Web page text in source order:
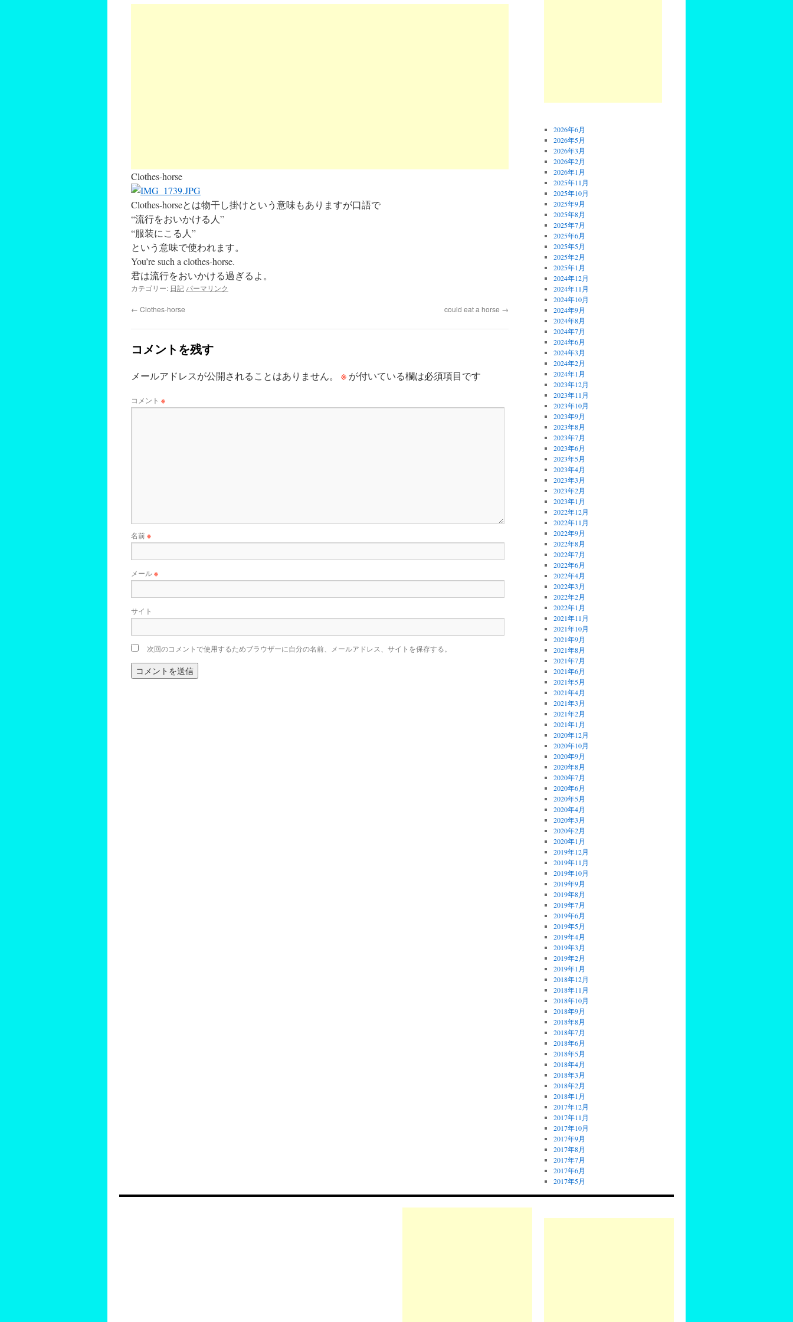
Clothes-horse
Clothes-horseとは物干し掛けという意味もありますが口語で
“流行をおいかける人”
“服装にこる人”
という意味で使われます。
You’re such a clothes-horse.
君は流行をおいかける過ぎるよ。
カテゴリー: 日記 パーマリンク
← Clothes-horse could eat a horse →
コメントを残す
メールアドレスが公開されることはありません。 ※ が付いている欄は必須項目です
コメント ※
名前※
メール※
サイト
次回のコメントで使用するためブラウザーに自分の名前、メールアドレス、サイトを保存する。
2026年6月
2026年5月
2026年3月
2026年2月
2026年1月
2025年11月
2025年10月
2025年9月
2025年8月
2025年7月
2025年6月
2025年5月
2025年2月
2025年1月
2024年12月
2024年11月
2024年10月
2024年9月
2024年8月
2024年7月
2024年6月
2024年3月
2024年2月
2024年1月
2023年12月
2023年11月
2023年10月
2023年9月
2023年8月
2023年7月
2023年6月
2023年5月
2023年4月
2023年3月
2023年2月
2023年1月
2022年12月
2022年11月
2022年9月
2022年8月
2022年7月
2022年6月
2022年4月
2022年3月
2022年2月
2022年1月
2021年11月
2021年10月
2021年9月
2021年8月
2021年7月
2021年6月
2021年5月
2021年4月
2021年3月
2021年2月
2021年1月
2020年12月
2020年10月
2020年9月
2020年8月
2020年7月
2020年6月
2020年5月
2020年4月
2020年3月
2020年2月
2020年1月
2019年12月
2019年11月
2019年10月
2019年9月
2019年8月
2019年7月
2019年6月
2019年5月
2019年4月
2019年3月
2019年2月
2019年1月
2018年12月
2018年11月
2018年10月
2018年9月
2018年8月
2018年7月
2018年6月
2018年5月
2018年4月
2018年3月
2018年2月
2018年1月
2017年12月
2017年11月
2017年10月
2017年9月
2017年8月
2017年7月
2017年6月
2017年5月